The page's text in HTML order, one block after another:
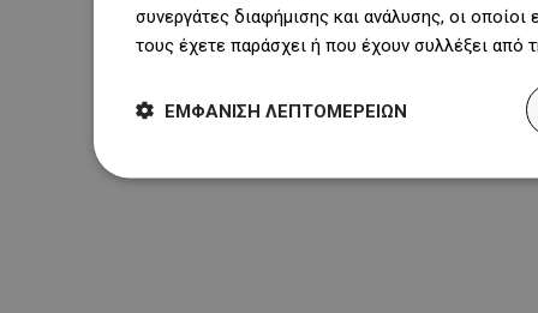
συνεργάτες διαφήμισης και ανάλυσης, οι
τους έχετε παράσχει ή που έχουν συλλέξει
ΕΜΦΆΝΙΣΗ ΛΕΠΤΟΜΕΡΕΙΏΝ